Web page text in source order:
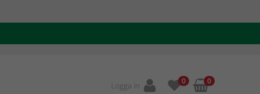
Logga in 0 0